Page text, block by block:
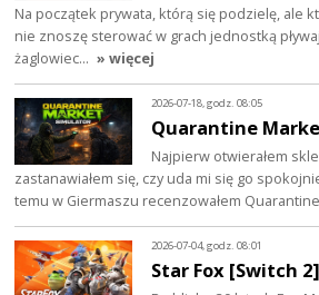
Na początek prywata, którą się podzielę, ale
nie znoszę sterować w grach jednostką
żaglowiec… » więcej
2026-07-18, godz. 08:05
Quarantine
Najpierw otwierałem
zastanawiałem się, czy uda mi się go
temu w Giermaszu recenzowałem
2026-07-04, godz. 08:01
Star Fox [Switch 2]